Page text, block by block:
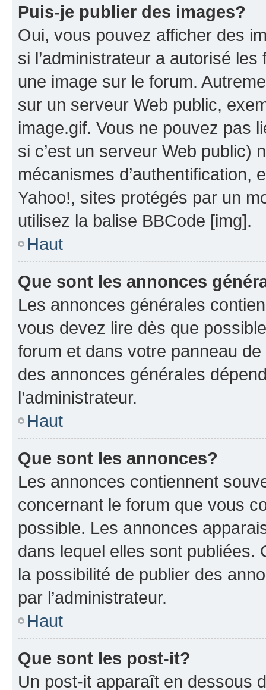
Puis-je publier des images?
Oui, vous pouvez afficher des
si l’administrateur a autorisé
une image sur le forum.
sur un serveur Web public,
image.gif. Vous ne pouvez pas
si c’est un serveur Web public)
mécanismes d’authentification,
Yahoo!, sites protégés par un
utilisez la balise BBCode [img].
Haut
Que sont les annonces
Les annonces générales
vous devez lire dès que
forum et dans votre panneau
des annonces générales
l’administrateur.
Haut
Que sont les annonces?
Les annonces contiennent
concernant le forum que vous
possible. Les annonces
dans lequel elles sont publiées.
la possibilité de publier des
par l’administrateur.
Haut
Que sont les post-it?
Un post-it apparaît en dessous